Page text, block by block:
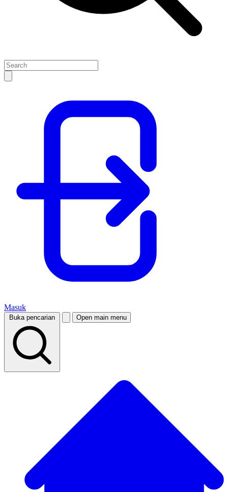
Masuk
Buka pencarian Open main menu